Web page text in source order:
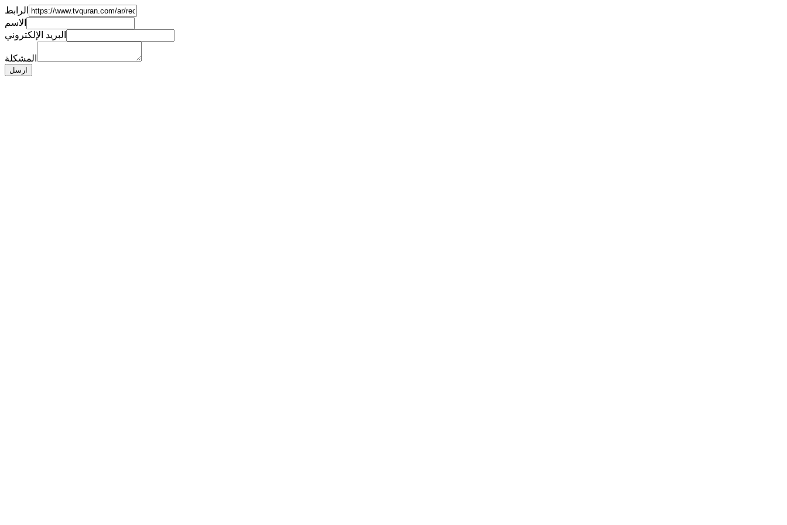
الرابط
الاسم
البريد الإلكتروني
المشكلة
ارسل